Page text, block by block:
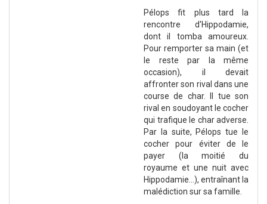
Pélops fit plus tard la
rencontre d'Hippodamie,
dont il tomba amoureux.
Pour remporter sa main (et
le reste par la même
occasion), il devait
affronter son rival dans une
course de char. Il tue son
rival en soudoyant le cocher
qui trafique le char adverse.
Par la suite, Pélops tue le
cocher pour éviter de le
payer (la moitié du
royaume et une nuit avec
Hippodamie...), entraînant la
malédiction sur sa famille.